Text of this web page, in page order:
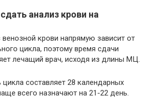
анализ крови на
крови напрямую зависит от
цикла, поэтому время сдачи
лечащий врач, исходя из длины МЦ.
цикла составляет 28 календарных
всего назначают на 21-22 день.